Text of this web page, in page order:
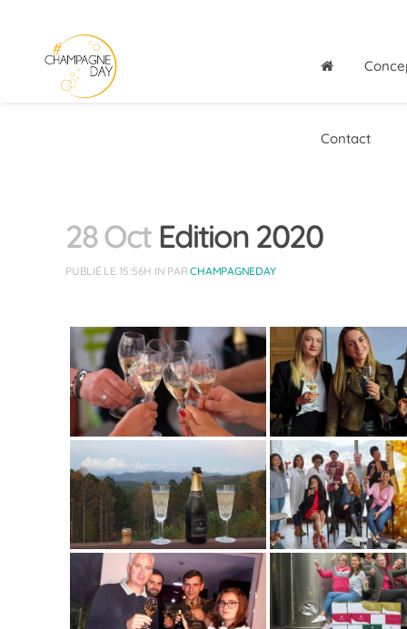
Contact
28 OctEdition 2020
PUBLIÉ LE 15:56H IN PARCHAMPAGNEDAY